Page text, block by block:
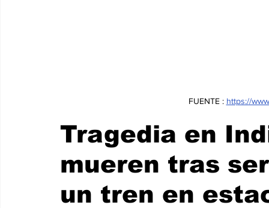
FUENTE : https://
Tragedia en
mueren tras
un tren en